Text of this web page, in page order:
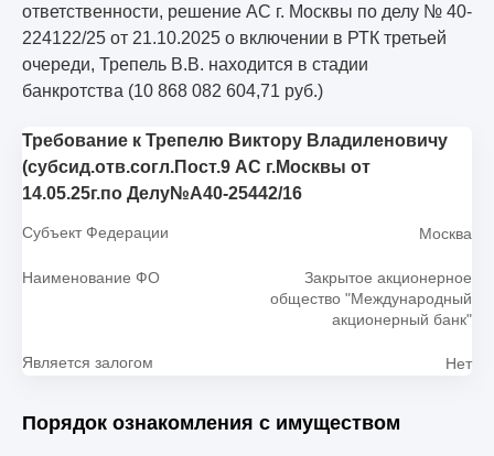
ответственности, решение АС г. Москвы по делу № 40-
224122/25 от 21.10.2025 о включении в РТК третьей
очереди, Трепель В.В. находится в стадии
банкротства (10 868 082 604,71 руб.)
Требование к Трепелю Виктору Владиленовичу
(субсид.отв.согл.Пост.9 АС г.Москвы от
14.05.25г.по Делу№А40-25442/16
Субъект Федерации Москва
Наименование ФО
Закрытое акционерное
общество "Международный
акционерный банк"
Является залогом Нет
Порядок ознакомления с имуществом